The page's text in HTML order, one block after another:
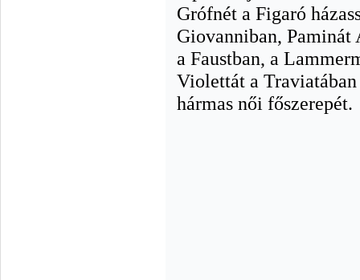
Grófnét a Figaró
Giovanniban,
a Faustban, a
Violettát a
hármas női